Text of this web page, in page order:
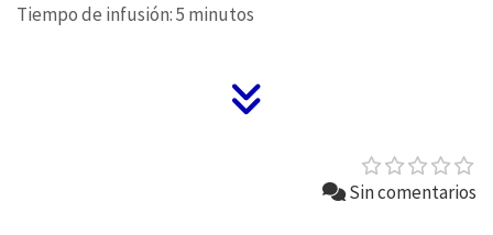
Tiempo de infusión: 5 minutos
Sin comentarios